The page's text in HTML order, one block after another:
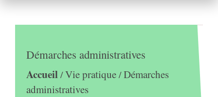
Démarches administratives
Accueil/Vie pratique/Démarches
administratives